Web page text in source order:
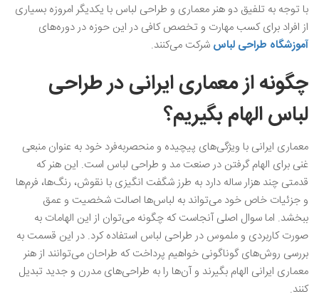
با توجه به تلفیق دو هنر معماری و طراحی لباس با یکدیگر امروزه بسیاری
از افراد برای کسب مهارت و تخصص کافی در این حوزه در دوره‌های
آموزشگاه طراحی لباس شرکت می‌کنند.
چگونه از معماری ایرانی در طراحی
لباس الهام بگیریم؟
معماری ایرانی با ویژگی‌های پیچیده و منحصربه‌فرد خود به عنوان منبعی
غنی برای الهام گرفتن در صنعت مد و طراحی لباس است. این هنر که
قدمتی چند هزار ساله دارد به طرز شگفت انگیزی با نقوش، رنگ‌ها، فرم‌ها
و جزئیات خاص خود می‌تواند به لباس‌ها اصالت شخصیت و عمق
ببخشد. اما سوال اصلی آنجاست که چگونه می‌توان از این الهامات به
صورت کاربردی و ملموس در طراحی لباس استفاده کرد. در این قسمت به
بررسی روش‌های گوناگونی خواهیم پرداخت که طراحان می‌توانند از هنر
معماری ایرانی الهام بگیرند و آن‌ها را به طراحی‌های مدرن و جدید تبدیل
کنند.